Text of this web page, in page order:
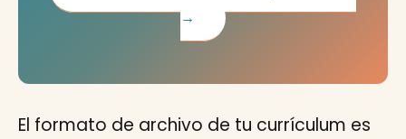
→
El formato de archivo de tu currículum es